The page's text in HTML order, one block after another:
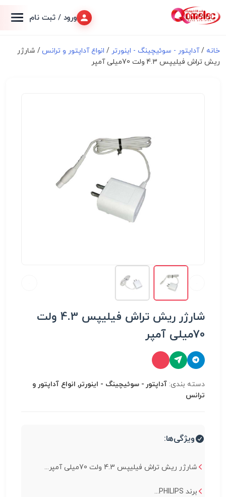
ورود / ثبت نام
خانه /آداپتور - سوئیچینگ - اینورتر / انواع آداپتور و ترانس/ شارژر
ریش تراش فیلیپس 4.3 ولت 70میلی آمپر
شارژر ریش تراش فیلیپس 4.3 ولت
70میلی آمپر
دسته بندی: آداپتور - سوئیچینگ - اینورتر, انواع آداپتور و
ترانس
ویژگی‌ها:
شارژر ریش تراش فیلیپس 4.3 ولت 70میلی آمپر...
برند PHILIPS...